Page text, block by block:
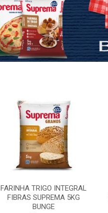
FARINHA TRIGO INTEGRAL
FIBRAS SUPREMA 5KG
BUNGE